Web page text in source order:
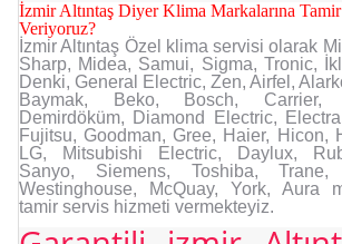
İzmir Altıntaş Diyer Klima Markalarına
Veriyoruz?
İzmir Altıntaş Özel klima servisi olarak
Sharp, Midea, Samui, Sigma, Tronic,
Denki, General Electric, Zen, Airfel,
Baymak, Beko, Bosch, Carrier,
Demirdöküm, Diamond Electric,
Fujitsu, Goodman, Gree, Haier, Hicon,
LG, Mitsubishi Electric, Daylux,
Sanyo, Siemens, Toshiba,
Westinghouse, McQuay, York, Aura
tamir servis hizmeti vermekteyiz.